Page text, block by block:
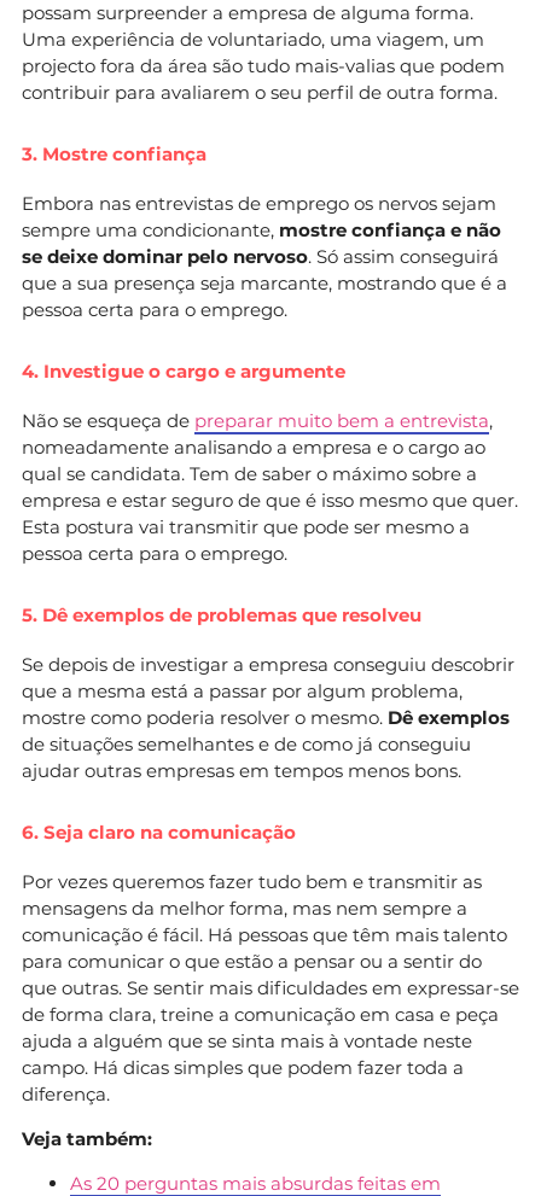
possam surpreender a empresa de alguma forma.
Uma experiência de voluntariado, uma viagem, um
projecto fora da área são tudo mais-valias que podem
contribuir para avaliarem o seu perfil de outra forma.
3. Mostre confiança
Embora nas entrevistas de emprego os nervos sejam
sempre uma condicionante, mostre confiança e não
se deixe dominar pelo nervoso. Só assim conseguirá
que a sua presença seja marcante, mostrando que é a
pessoa certa para o emprego.
4. Investigue o cargo e argumente
Não se esqueça de preparar muito bem a entrevista,
nomeadamente analisando a empresa e o cargo ao
qual se candidata. Tem de saber o máximo sobre a
empresa e estar seguro de que é isso mesmo que quer.
Esta postura vai transmitir que pode ser mesmo a
pessoa certa para o emprego.
5. Dê exemplos de problemas que resolveu
Se depois de investigar a empresa conseguiu descobrir
que a mesma está a passar por algum problema,
mostre como poderia resolver o mesmo. Dê exemplos
de situações semelhantes e de como já conseguiu
ajudar outras empresas em tempos menos bons.
6. Seja claro na comunicação
Por vezes queremos fazer tudo bem e transmitir as
mensagens da melhor forma, mas nem sempre a
comunicação é fácil. Há pessoas que têm mais talento
para comunicar o que estão a pensar ou a sentir do
que outras. Se sentir mais dificuldades em expressar-se
de forma clara, treine a comunicação em casa e peça
ajuda a alguém que se sinta mais à vontade neste
campo. Há dicas simples que podem fazer toda a
diferença.
Veja também:
As 20 perguntas mais absurdas feitas em